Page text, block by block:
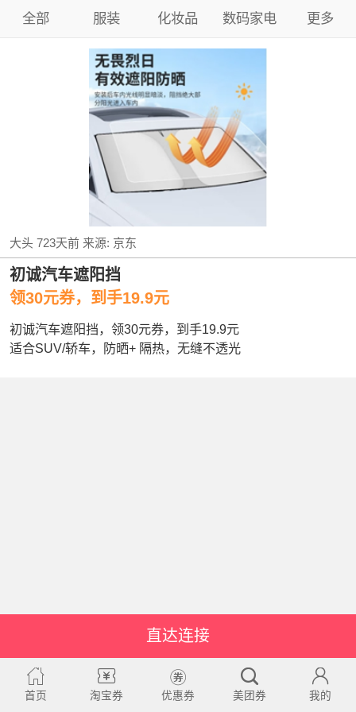
全部 服装 化妆品 数码家电 更多
大头 723天前来源: 京东
初诚汽车遮阳挡
领30元券，到手19.9元
初诚汽车遮阳挡，领30元券，到手19.9元
适合SUV/轿车，防晒+ 隔热，无缝不透光
直达连接
首页 淘宝券 优惠券 美团券 我的